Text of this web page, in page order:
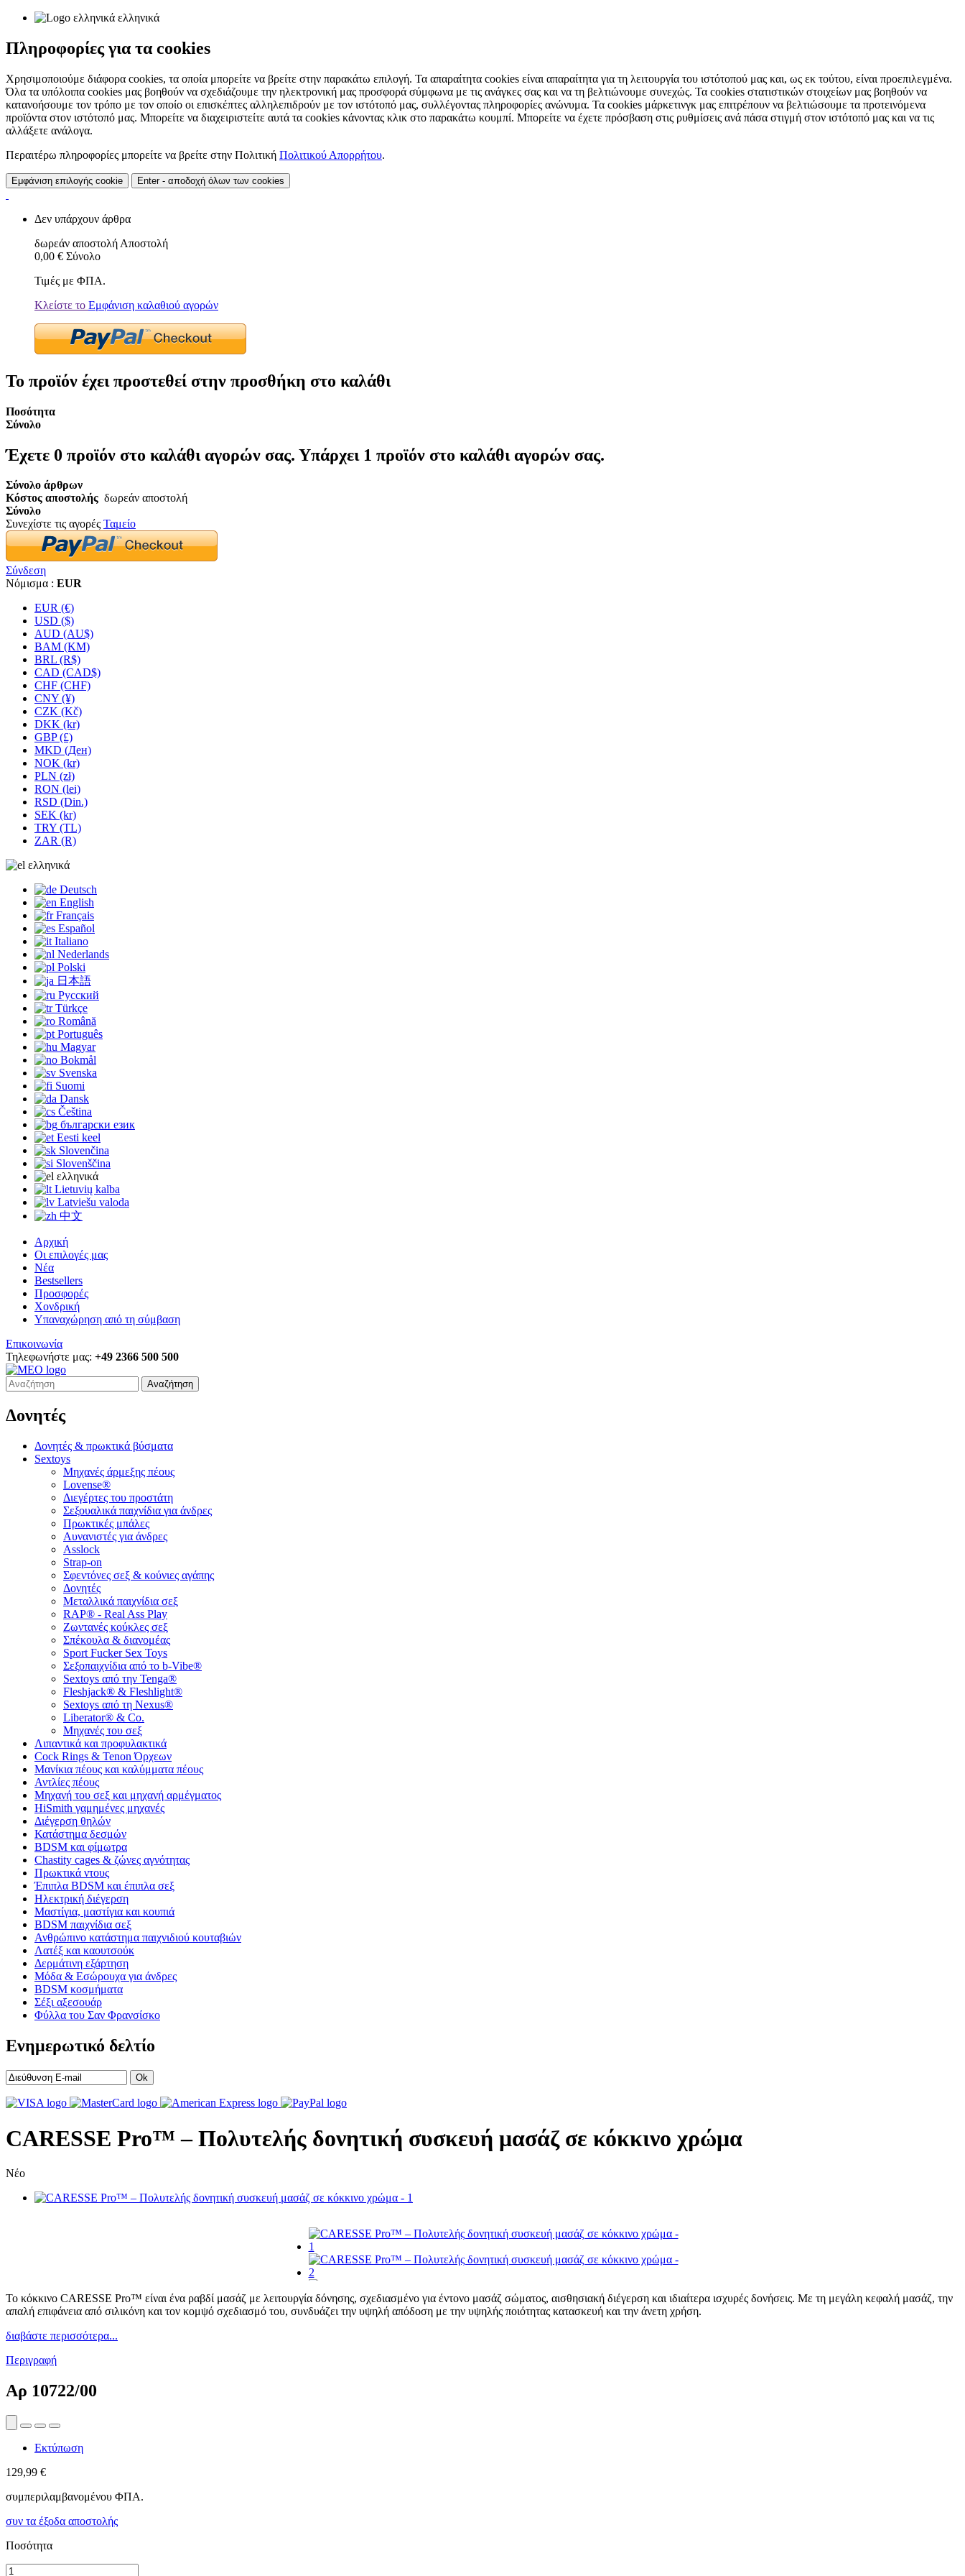
ελληνικά
Πληροφορίες για τα cookies
Χρησιμοποιούμε διάφορα cookies, τα οποία μπορείτε να βρείτε στην παρακάτω επιλογή. Τα απαραίτητα cookies είναι απαραίτητα για τη λειτουργία του ιστότοπού μας και, ως εκ τούτου, είναι προεπιλεγμένα.
Όλα τα υπόλοιπα cookies μας βοηθούν να σχεδιάζουμε την ηλεκτρονική μας προσφορά σύμφωνα με τις ανάγκες σας και να τη βελτιώνουμε συνεχώς. Τα cookies στατιστικών στοιχείων μας βοηθούν να
κατανοήσουμε τον τρόπο με τον οποίο οι επισκέπτες αλληλεπιδρούν με τον ιστότοπό μας, συλλέγοντας πληροφορίες ανώνυμα. Τα cookies μάρκετινγκ μας επιτρέπουν να βελτιώσουμε τα προτεινόμενα
προϊόντα στον ιστότοπό μας. Μπορείτε να διαχειριστείτε αυτά τα cookies κάνοντας κλικ στο παρακάτω κουμπί. Μπορείτε να έχετε πρόσβαση στις ρυθμίσεις ανά πάσα στιγμή στον ιστότοπό μας και να τις
αλλάξετε ανάλογα.
Περαιτέρω πληροφορίες μπορείτε να βρείτε στην Πολιτική Πολιτικού Απορρήτου.
Εμφάνιση επιλογής cookie Enter - αποδοχή όλων των cookies
Δεν υπάρχουν άρθρα
δωρεάν αποστολή Αποστολή
0,00 € Σύνολο
Τιμές με ΦΠΑ.
Κλείστε το Εμφάνιση καλαθιού αγορών
Το προϊόν έχει προστεθεί στην προσθήκη στο καλάθι
Ποσότητα
Σύνολο
Έχετε 0 προϊόν στο καλάθι αγορών σας. Υπάρχει 1 προϊόν στο καλάθι αγορών σας.
Σύνολο άρθρων
Κόστος αποστολής δωρεάν αποστολή
Σύνολο
Συνεχίστε τις αγορές Ταμείο
Σύνδεση
Νόμισμα : EUR
EUR (€)
USD ($)
AUD (AU$)
BAM (KM)
BRL (R$)
CAD (CAD$)
CHF (CHF)
CNY (¥)
CZK (Kč)
DKK (kr)
GBP (£)
MKD (Ден)
NOK (kr)
PLN (zł)
RON (lei)
RSD (Din.)
SEK (kr)
TRY (TL)
ZAR (R)
ελληνικά
Deutsch
English
Français
Español
Italiano
Nederlands
Polski
日本語
Русский
Türkçe
Română
Português
Magyar
Bokmål
Svenska
Suomi
Dansk
Čeština
български език
Eesti keel
Slovenčina
Slovenščina
ελληνικά
Lietuvių kalba
Latviešu valoda
中文
Αρχική
Οι επιλογές μας
Νέα
Bestsellers
Προσφορές
Χονδρική
Υπαναχώρηση από τη σύμβαση
Επικοινωνία
Τηλεφωνήστε μας: +49 2366 500 500
Αναζήτηση
Δονητές
Δονητές & πρωκτικά βύσματα
Sextoys
Μηχανές άρμεξης πέους
Lovense®
Διεγέρτες του προστάτη
Σεξουαλικά παιχνίδια για άνδρες
Πρωκτικές μπάλες
Αυνανιστές για άνδρες
Asslock
Strap-on
Σφεντόνες σεξ & κούνιες αγάπης
Δονητές
Μεταλλικά παιχνίδια σεξ
RAP® - Real Ass Play
Ζωντανές κούκλες σεξ
Σπέκουλα & διανομέας
Sport Fucker Sex Toys
Σεξοπαιχνίδια από το b-Vibe®
Sextoys από την Tenga®
Fleshjack® & Fleshlight®
Sextoys από τη Nexus®
Liberator® & Co.
Μηχανές του σεξ
Λιπαντικά και προφυλακτικά
Cock Rings & Tenon Όρχεων
Μανίκια πέους και καλύμματα πέους
Αντλίες πέους
Μηχανή του σεξ και μηχανή αρμέγματος
HiSmith γαμημένες μηχανές
Διέγερση θηλών
Κατάστημα δεσμών
BDSM και φίμωτρα
Chastity cages & ζώνες αγνότητας
Πρωκτικά ντους
Έπιπλα BDSM και έπιπλα σεξ
Ηλεκτρική διέγερση
Μαστίγια, μαστίγια και κουπιά
BDSM παιχνίδια σεξ
Ανθρώπινο κατάστημα παιχνιδιού κουταβιών
Λατέξ και καουτσούκ
Δερμάτινη εξάρτηση
Μόδα & Εσώρουχα για άνδρες
BDSM κοσμήματα
Σέξι αξεσουάρ
Φύλλα του Σαν Φρανσίσκο
Ενημερωτικό δελτίο
Ok
CARESSE Pro™ – Πολυτελής δονητική συσκευή μασάζ σε κόκκινο χρώμα
Νέο
Το κόκκινο CARESSE Pro™ είναι ένα ραβδί μασάζ με λειτουργία δόνησης, σχεδιασμένο για έντονο μασάζ σώματος, αισθησιακή διέγερση και ιδιαίτερα ισχυρές δονήσεις. Με τη μεγάλη κεφαλή μασάζ, την
απαλή επιφάνεια από σιλικόνη και τον κομψό σχεδιασμό του, συνδυάζει την υψηλή απόδοση με την υψηλής ποιότητας κατασκευή και την άνετη χρήση.
διαβάστε περισσότερα...
Περιγραφή
Αρ 10722/00
Εκτύπωση
129,99 €
συμπεριλαμβανομένου ΦΠΑ.
συν τα έξοδα αποστολής
Ποσότητα